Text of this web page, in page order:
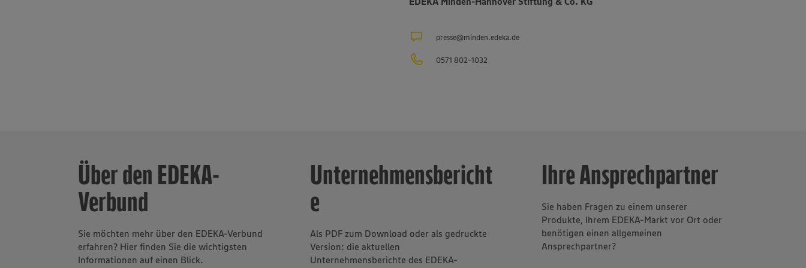
Bauerngutsowie das Traditionsunternehmen für
wegweisend in Sachen Nachhaltigkeit und Klimaschutz. Seit über 100 Jahren ist
eines der Grundprinzipien des
presse@minden.edeka.de
0571 802-1032
Über den EDEKA-
Verbund
Sie möchten mehr über den EDEKA-Verbund
erfahren? Hier finden Sie die wichtigsten
Informationen auf einen Blick.
Unternehmensbericht
e
Als PDF zum Download oder als gedruckte
Version: die aktuellen
Unternehmensberichte des EDEKA-
Ihre Ansprechpartner
Sie haben Fragen zu einem unserer
Produkte, Ihrem EDEKA-Markt vor Ort oder
benötigen einen allgemeinen
Ansprechpartner?